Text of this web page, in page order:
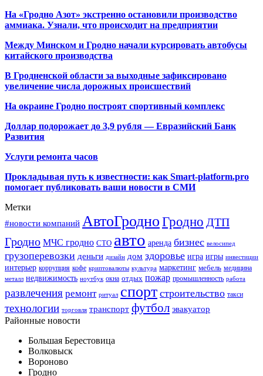
На «Гродно Азот» экстренно остановили производство
аммиака. Узнали, что происходит на предприятии
Между Минском и Гродно начали курсировать автобусы
китайского производства
В Гродненской области за выходные зафиксировано
увеличение числа дорожных происшествий
На окраине Гродно построят спортивный комплекс
Доллар подорожает до 3,9 рубля — Евразийский Банк
Развития
Услуги ремонта часов
Прокладывая путь к известности: как Smart-platform.pro
помогает публиковать ваши новости в СМИ
Метки
#новости компаний АвтоГродноГродно ДТП
Гродно МЧС гродно СТО авто аренда бизнес велосипед
грузоперевозки деньги дизайн дом здоровье игра игры инвестиции
интерьер коррупция кофе криптовалюты культура маркетинг мебель медицина
металл недвижимость ноутбук окна отдых пожар промышленность работа
развлечения ремонт ритуал спорт строительство такси
технологии торговля транспорт футбол эвакуатор
Районные новости
Большая Берестовица
Волковыск
Вороново
Гродно